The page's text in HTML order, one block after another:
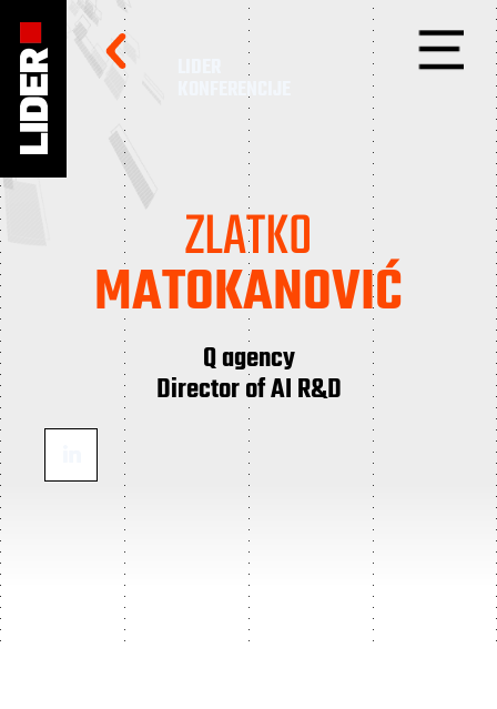
KONFERENCIJE
ZLATKO
MATOKANOVIĆ
Q agency
Director of AI R&D